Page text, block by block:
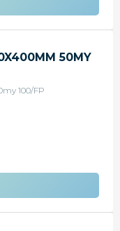
50MY
100/FP